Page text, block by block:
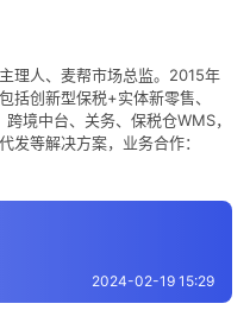
理人、麦帮市场总监。2015年
括创新型保税+实体新零售、
境中台、关务、保税仓WMS，
发等解决方案，业务合作：
2024-02-19 15:29